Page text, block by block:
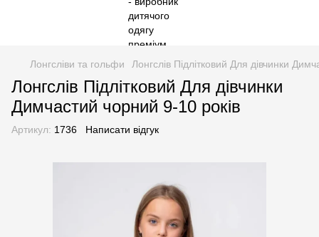
Лонгсліви та гольфи Лонгслів Підлітковий Для дівчинки
Лонгслів Підлітковий Для дівчинки
Димчастий чорний 9-10 років
Артикул: 1736 Написати відгук